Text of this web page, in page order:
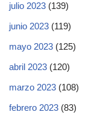
julio 2023 (139)
junio 2023 (119)
mayo 2023 (125)
abril 2023 (120)
marzo 2023 (108)
febrero 2023 (83)